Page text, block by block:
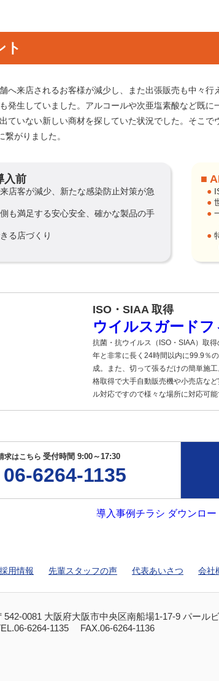
ト
へ来店されるお客様が減少し、また出張販売も中々
発生していました。アルコールや次亜塩素酸など既
ていない新しい商材を探していた状況でした。そこ
繋がりました。
前
る店づくり
■
● 一部を店舗のドアなどに使用することにより、来店しや
● 特に高齢者が多くご来店されるため、フィルム貼り付け
ISO・SIAA 取得
ウイルスガードフ
抗菌・抗ウイルス（ISO・SIAA）取
年と非常に長く24時間以内に99.9％
成。また、切って張るだけの簡単施
格取得で大手自動販売機や小売店な
ル対応ですので様々な場所に対応可能
求はこちら 受付時間 9:00～17:30
6264-1135
導入事例チラシ ダウンロー
採用情報 先輩スタッフの声 代表あいさつ 会社
542-0081 大阪府大阪市中央区南船場1-17-9 パール
06-6264-1135 FAX.06-6264-1136